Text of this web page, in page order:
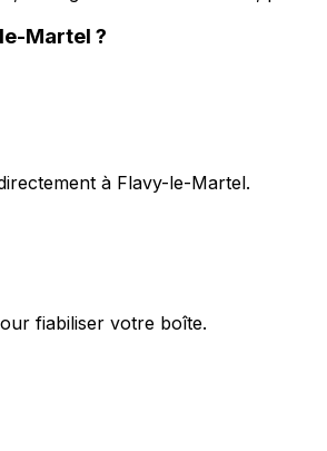
Martel ?
à Flavy-le-Martel.
fiabiliser votre boîte.